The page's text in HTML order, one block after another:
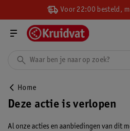
Voor 22:00 besteld,
Home
Deze actie is verlopen
Al onze acties en aanbiedingen van dit